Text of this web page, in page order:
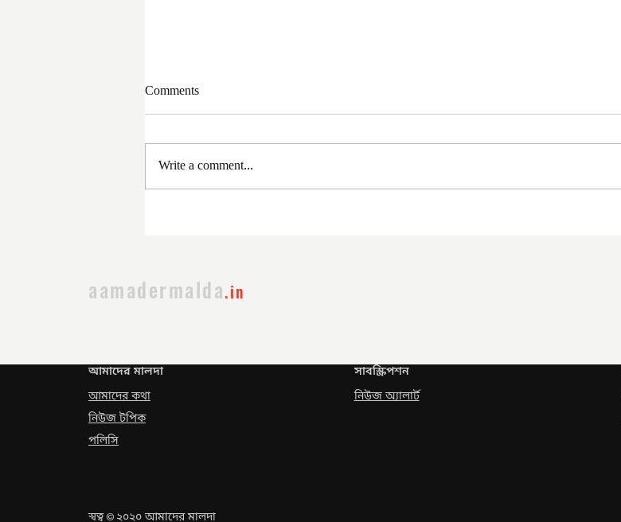
Comments
Write a comment...
aamadermalda.in
আমাদের মালদা
আমাদের কথা
নিউজ টপিক
পলিসি
সাবস্ক্রিপশন
নিউজ অ্যালার্ট
স্বত্ব© ২০২০ আমাদের মালদা